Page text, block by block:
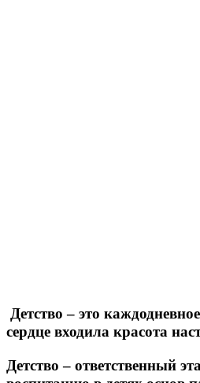
Детство – это
сердце входила красота
Детство – ответственный